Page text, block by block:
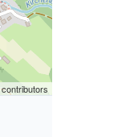
contributors